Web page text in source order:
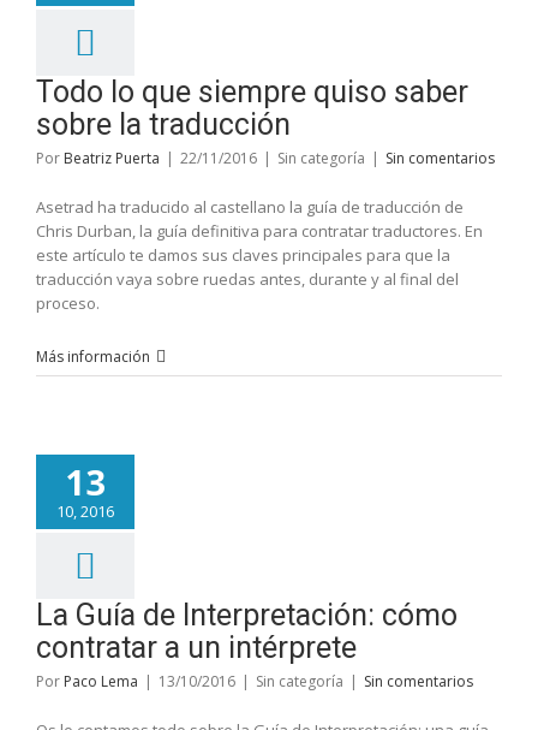
Todo lo que siempre quiso saber
sobre la traducción
Por Beatriz Puerta | 22/11/2016 | Sin categoría | Sin comentarios
Asetrad ha traducido al castellano la guía de traducción de
Chris Durban, la guía definitiva para contratar traductores. En
este artículo te damos sus claves principales para que la
traducción vaya sobre ruedas antes, durante y al final del
proceso.
Más información
13
10, 2016
La Guía de Interpretación: cómo
contratar a un intérprete
Por Paco Lema | 13/10/2016 | Sin categoría | Sin comentarios